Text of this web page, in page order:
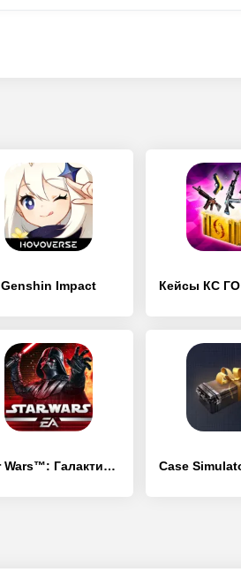
Genshin Impact
Star Wars™: Галактика героев